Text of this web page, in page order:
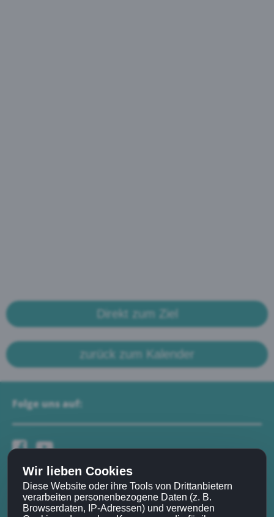
Direkt zum Ziel
zurück zum Kalender
Folge uns auf:
Navigation:
Wir lieben Cookies
Diese Website oder ihre Tools von Drittanbietern
verarbeiten personenbezogene Daten (z. B.
Browserdaten, IP-Adressen) und verwenden